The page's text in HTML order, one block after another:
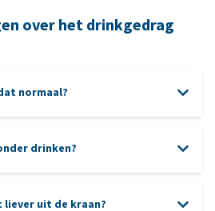
over het drinkgedrag
normaal?
drinken?
uit de kraan?